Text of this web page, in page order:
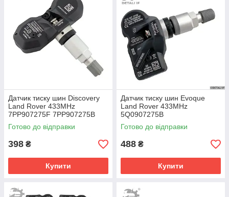
Датчик тиску шин Discovery
Land Rover 433MHz
7PP907275F 7PP907275B
4F0907275 4F0907275D
Готово до відправки
398 ₴
Купити
Датчик тиску шин Evoque
Land Rover 433MHz
5Q0907275B
Готово до відправки
488 ₴
Купити